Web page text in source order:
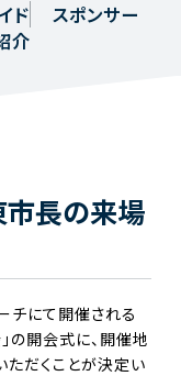
ド
スポンサー
介
長の来場
チにて開催される
の開会式に、開催地
ただくことが決定い